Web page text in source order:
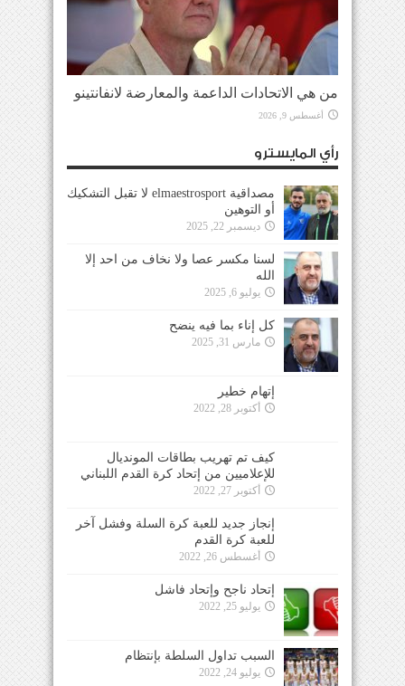
من هي الاتحادات الداعمة والمعارضة لانفانتينو
أغسطس 9, 2026
رأي المايسترو
مصداقية elmaestrosport لا تقبل التشكيك
أو التوهين
ديسمبر 22, 2025
لسنا مكسر عصا ولا نخاف من احد إلا
الله
يوليو 6, 2025
كل إناء بما فيه ينضح
مارس 31, 2025
إتهام خطير
أكتوبر 28, 2022
كيف تم تهريب بطاقات المونديال
للإعلاميين من إتحاد كرة القدم اللبناني
أكتوبر 27, 2022
إنجاز جديد للعبة كرة السلة وفشل آخر
للعبة كرة القدم
أغسطس 26, 2022
إتحاد ناجح وإتحاد فاشل
يوليو 25, 2022
السبب تداول السلطة بإنتظام
يوليو 24, 2022